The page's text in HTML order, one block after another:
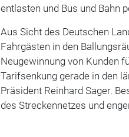
entlasten und Bus und Bahn
Aus Sicht des Deutschen
Fahrgästen in den
Neugewinnung von Kunden
Tarifsenkung gerade in den
Präsident Reinhard Sager.
des Streckennetzes und